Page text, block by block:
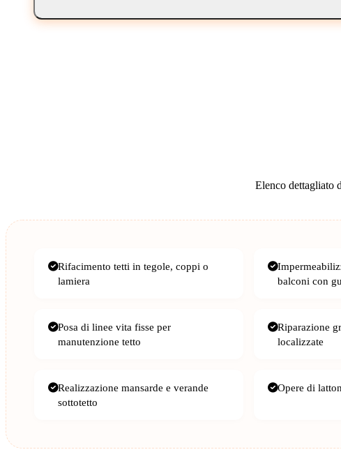
Elenco dettagliato
Rifacimento tetti in tegole, coppi o
lamiera
balconi con
Posa di linee vita fisse per
manutenzione tetto
Riparazione
localizzate
Realizzazione mansarde e verande
sottotetto
Opere di